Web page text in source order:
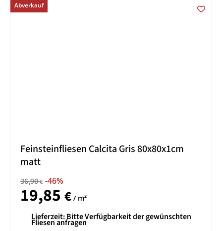
Abverkauf
Feinsteinfliesen Calcita Gris 80x80x1cm
matt
36,90€ -46%
19,85 € / m²
Lieferzeit:Bitte Verfügbarkeit der gewünschten
Fliesen anfragen